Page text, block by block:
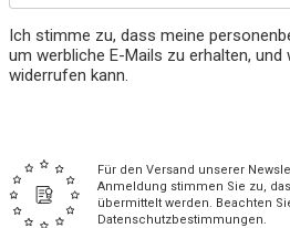
Ich stimme zu, dass meine
um werbliche E-Mails zu erhalten,
widerrufen kann.
Für den Versand unserer
Anmeldung stimmen Sie zu,
übermittelt werden. Beachten
Datenschutzbestimmungen.